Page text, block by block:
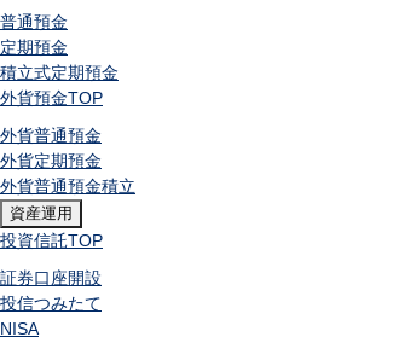
普通預金
定期預金
積立式定期預金
外貨預金TOP
外貨普通預金
外貨定期預金
外貨普通預金積立
資産運用
投資信託TOP
証券口座開設
投信つみたて
NISA